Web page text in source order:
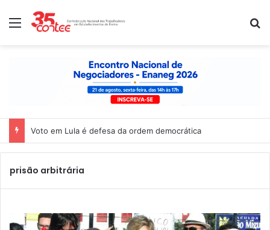
Menu
Voto em Lula é defesa da ordem democrática
prisão arbitrária